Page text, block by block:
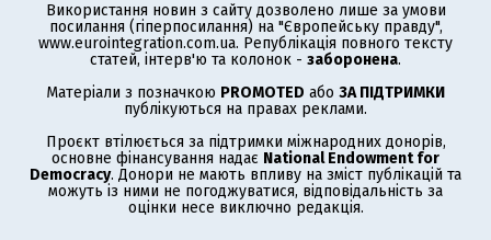
Використання новин з сайту дозволено лише за умови
посилання (гіперпосилання) на "Європейську правду",
www.eurointegration.com.ua. Републікація повного тексту
статей, інтерв'ю та колонок - заборонена.
Матеріали з позначкою PROMOTED або ЗА ПІДТРИМКИ
публікуються на правах реклами.
Проєкт втілюється за підтримки міжнародних донорів,
основне фінансування надає National Endowment for
Democracy. Донори не мають впливу на зміст публікацій та
можуть із ними не погоджуватися, відповідальність за
оцінки несе виключно редакція.